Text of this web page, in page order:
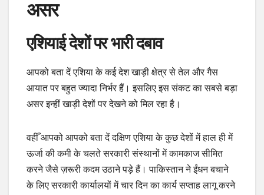
असर
एशियाई देशों पर भारी दबाव
आपको बता दें एशिया के कई देश खाड़ी क्षेत्र से तेल और गैस
आयात पर बहुत ज्यादा निर्भर हैं। इसलिए इस संकट का सबसे बड़ा
असर इन्हीं खाड़ी देशों पर देखने को मिल रहा है।
वहीँ आपको आपको बता दें दक्षिण एशिया के कुछ देशों में हाल ही में
ऊर्जा की कमी के चलते सरकारी संस्थानों में कामकाज सीमित
करने जैसे ज़रूरी कदम उठाने पड़े हैं। पाकिस्तान ने ईंधन बचाने
के लिए सरकारी कार्यालयों में चार दिन का कार्य सप्ताह लागू करने